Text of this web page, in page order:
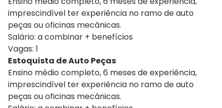
imprescindível ter experiência no ramo de auto
peças ou oficinas mecânicas.
Salário: a combinar + benefícios
Vagas: 1
Estoquista de Auto Peças
Ensino médio completo, 6 meses de experiência,
imprescindível ter experiência no ramo de auto
peças ou oficinas mecânicas.